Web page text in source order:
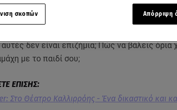
γεννήθηκαν σε έναν κόσμο γεμάτο οθόνες.
δεν είναι επιζήμια; Πώς να βάλεις όρια
με το παιδί σου;
Στο Θέατρο Καλλιρρόης - Ένα δικαστικό και
σκοπών Απόρριψη